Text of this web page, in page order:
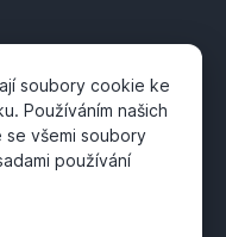
soubory cookie ke
Používáním našich
všemi soubory
používání